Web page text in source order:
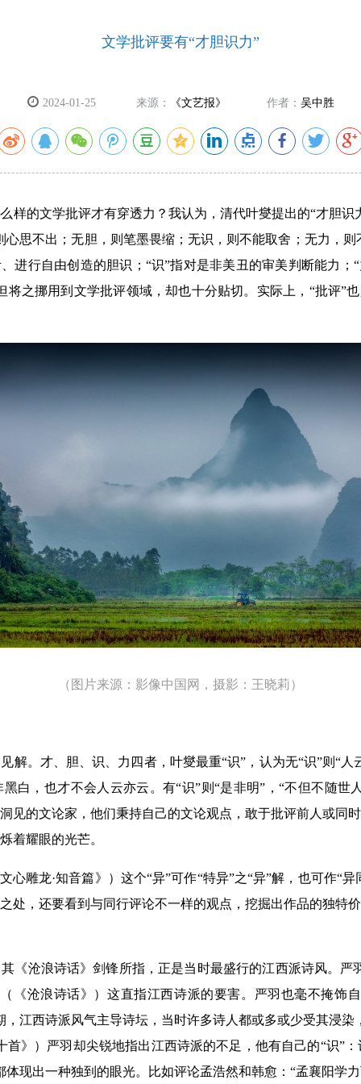
文学批评要有“才胆识力”
2024-01-25 来源： 《文艺报》 作者： 吴中胜
样的文学批评才有穿透力？我认为，清代叶燮提出的“才胆
思不出；无胆，则笔墨畏缩；无识，则不能取舍；无力，则
进行自由创造的胆识；“识”指对是非美丑的审美判断能力；
将之挪用到文学批评领域，却也十分贴切。实际上，“批评”
（图片来源：影像中国网，摄影： 王晓莉）
解。才、胆、识、力四者，叶燮最重“识”，认为无“识”则“
白，也才不会人云亦云。有“识”则“是非明”，“不但不随世
见的文论家，他们秉持自己的文论观点，敢于批评前人或同
着耀眼的光芒。
心雕龙·知音篇》）这个“异”可作“特异”之“异”解，也可作“
处，还要看到与同行评论不一样的观点，挖掘出作品的独特
《沧浪诗话》剑锋所指，正是当时最盛行的江西派诗风。严
《沧浪诗话》）这直指江西诗派的要害。严羽也毫不掩饰
江西诗派风气主导诗坛，当时许多诗人都或多或少受其浸
》）严羽却尖锐地指出江西诗派的不足，他有自己的“识”：
现出一种独到的眼光。比如评论孟浩然和韩愈：“孟襄阳学